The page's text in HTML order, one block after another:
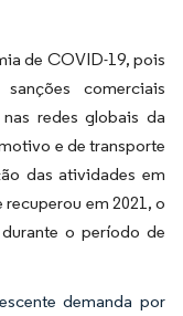
de COVID-19, pois
comerciais
redes globais da
e de transporte
das atividades em
em 2021, o
o período de
demanda por